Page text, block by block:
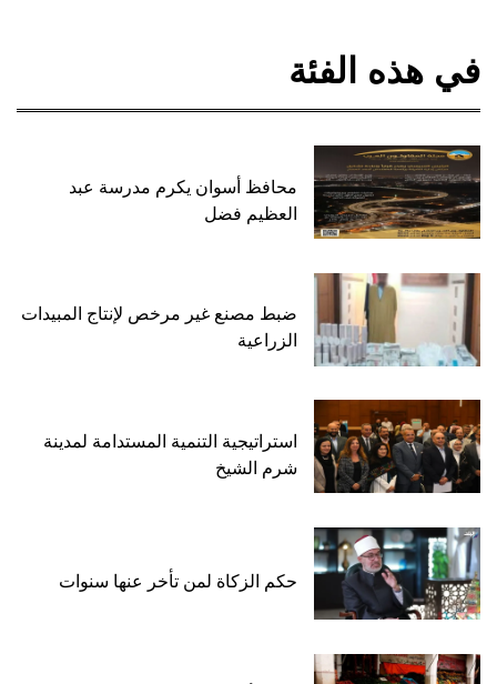
في هذه الفئة
محافظ أسوان يكرم مدرسة عبد
العظيم فضل
ضبط مصنع غير مرخص لإنتاج المبيدات
الزراعية
استراتيجية التنمية المستدامة لمدينة
شرم الشيخ
حكم الزكاة لمن تأخر عنها سنوات